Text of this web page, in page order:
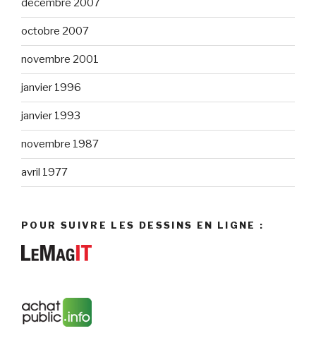
décembre 2007
octobre 2007
novembre 2001
janvier 1996
janvier 1993
novembre 1987
avril 1977
POUR SUIVRE LES DESSINS EN LIGNE :